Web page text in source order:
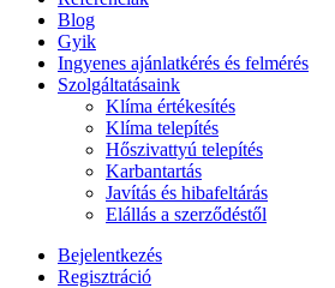
Blog
Gyik
Ingyenes ajánlatkérés és felmérés
Szolgáltatásaink
Klíma értékesítés
Klíma telepítés
Hőszivattyú telepítés
Karbantartás
Javítás és hibafeltárás
Elállás a szerződéstől
Bejelentkezés
Regisztráció